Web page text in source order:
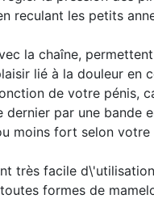
reculant les petits
la chaîne,
lié à la douleur en
de votre pénis,
dernier par une bande
moins fort selon votre
très facile
formes de